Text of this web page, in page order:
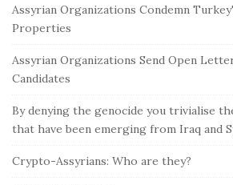
Assyrian Organizations Condemn
Properties
Assyrian Organizations Send Open
Candidates
By denying the genocide you trivialise
that have been emerging from Iraq and
Crypto-Assyrians: Who are they?